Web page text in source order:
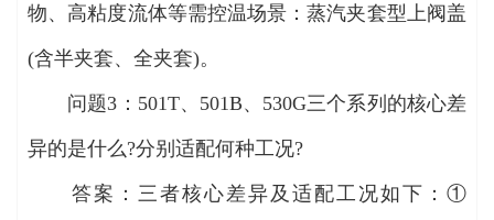
物、高粘度流体等需控温场景：蒸汽夹套型上阀盖
(含半夹套、全夹套)。
问题3：501T、501B、530G三个系列的核心差
异的是什么?分别适配何种工况?
答案：三者核心差异及适配工况如下：①